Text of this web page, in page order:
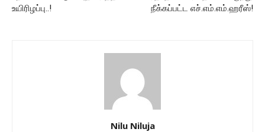
உயிரிழப்பு..!
நீக்கப்பட்ட எச்.எம்.எம்.ஹரீஸ்!
Nilu Niluja